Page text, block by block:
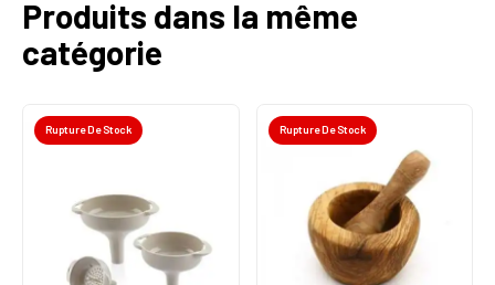
Produits dans la même
catégorie
Rupture De Stock Rupture De Stock